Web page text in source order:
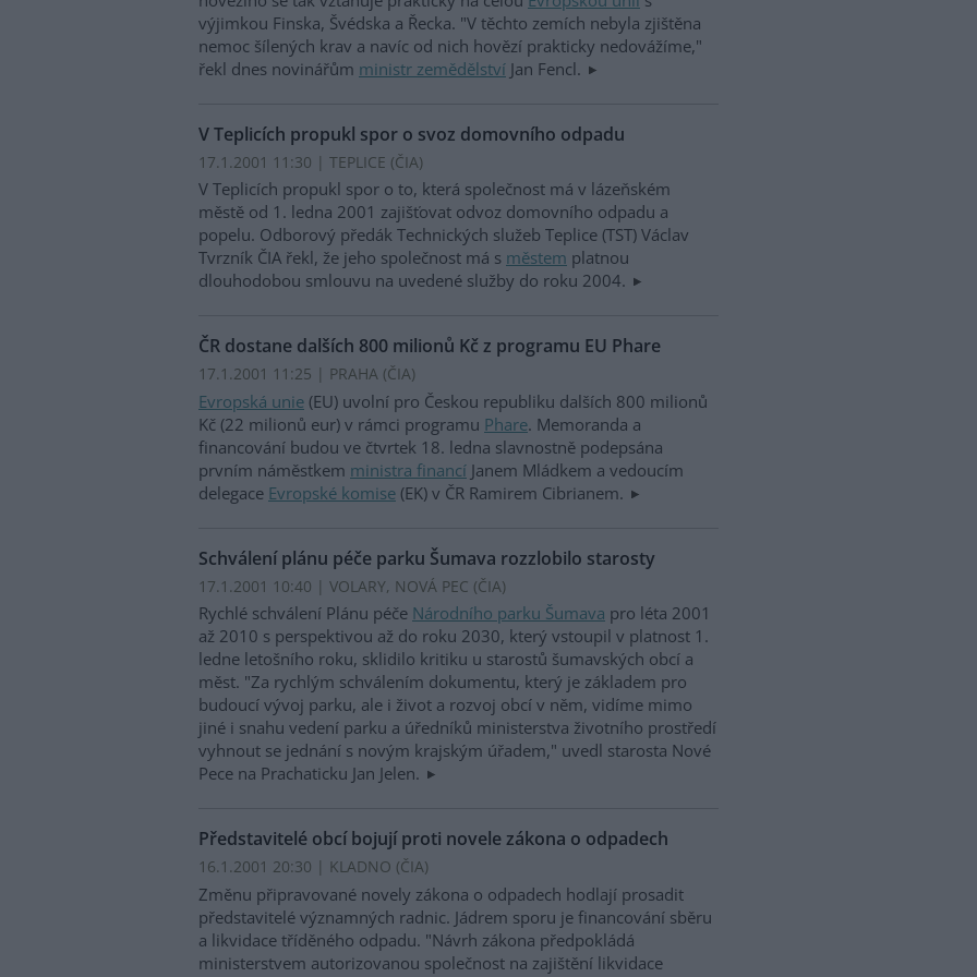
výjimkou Finska, Švédska a Řecka. "V těchto zemích nebyla zjištěna
nemoc šílených krav a navíc od nich hovězí prakticky nedovážíme,"
řekl dnes novinářům ministr zemědělství Jan Fencl.
V Teplicích propukl spor o svoz domovního odpadu
17.1.2001 11:30 | TEPLICE (ČIA)
V Teplicích propukl spor o to, která společnost má v lázeňském
městě od 1. ledna 2001 zajišťovat odvoz domovního odpadu a
popelu. Odborový předák Technických služeb Teplice (TST) Václav
Tvrzník ČIA řekl, že jeho společnost má s městem platnou
dlouhodobou smlouvu na uvedené služby do roku 2004.
ČR dostane dalších 800 milionů Kč z programu EU Phare
17.1.2001 11:25 | PRAHA (ČIA)
Evropská unie (EU) uvolní pro Českou republiku dalších 800 milionů
Kč (22 milionů eur) v rámci programu Phare. Memoranda a
financování budou ve čtvrtek 18. ledna slavnostně podepsána
prvním náměstkem ministra financí Janem Mládkem a vedoucím
delegace Evropské komise (EK) v ČR Ramirem Cibrianem.
Schválení plánu péče parku Šumava rozzlobilo starosty
17.1.2001 10:40 | VOLARY, NOVÁ PEC (ČIA)
Rychlé schválení Plánu péče Národního parku Šumava pro léta 2001
až 2010 s perspektivou až do roku 2030, který vstoupil v platnost 1.
ledne letošního roku, sklidilo kritiku u starostů šumavských obcí a
měst. "Za rychlým schválením dokumentu, který je základem pro
budoucí vývoj parku, ale i život a rozvoj obcí v něm, vidíme mimo
jiné i snahu vedení parku a úředníků ministerstva životního prostředí
vyhnout se jednání s novým krajským úřadem," uvedl starosta Nové
Pece na Prachaticku Jan Jelen.
Představitelé obcí bojují proti novele zákona o odpadech
16.1.2001 20:30 | KLADNO (ČIA)
Změnu připravované novely zákona o odpadech hodlají prosadit
představitelé významných radnic. Jádrem sporu je financování sběru
a likvidace tříděného odpadu. "Návrh zákona předpokládá
ministerstvem autorizovanou společnost na zajištění likvidace